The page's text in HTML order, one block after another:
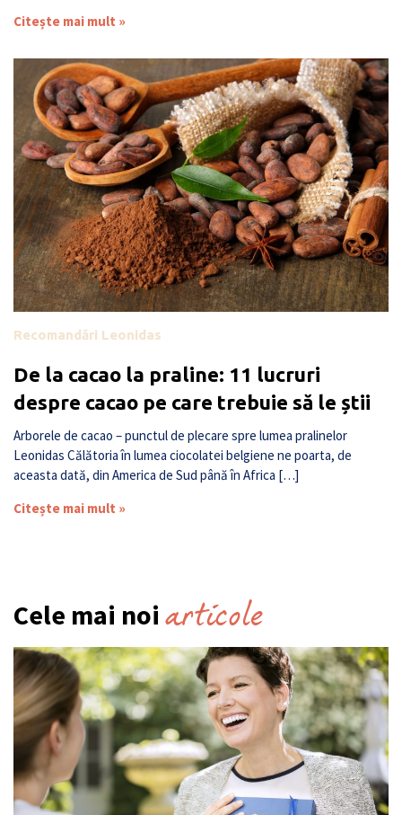
Citește mai mult »
Recomandări Leonidas
De la cacao la praline: 11 lucruri
despre cacao pe care trebuie să le știi
Arborele de cacao – punctul de plecare spre lumea pralinelor
Leonidas Călătoria în lumea ciocolatei belgiene ne poarta, de
aceasta dată, din America de Sud până în Africa […]
Citește mai mult »
Cele mai noi articole